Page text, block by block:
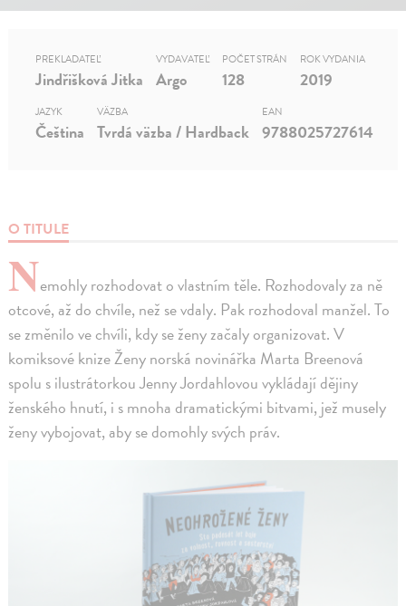
O TITULE
Nemohly rozhodovat o vlastním těle. Rozhodovaly za ně
otcové, až do chvíle, než se vdaly. Pak rozhodoval manžel. To
se změnilo ve chvíli, kdy se ženy začaly organizovat. V
komiksové knize Ženy norská novinářka Marta Breenová
spolu s ilustrátorkou Jenny Jordahlovou vykládají dějiny
ženského hnutí, i s mnoha dramatickými bitvami, jež musely
ženy vybojovat, aby se domohly svých práv.
PREKLADATEĽ
Jindřišková Jitka
VYDAVATEĽ
Argo
POČET STRÁN
128
ROK VYDANIA
2019
JAZYK
Čeština
VÄZBA
Tvrdá väzba / Hardback
EAN
9788025727614